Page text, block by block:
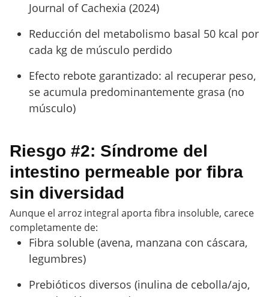
Journal of Cachexia (2024)
Reducción del metabolismo basal 50 kcal por
cada kg de músculo perdido
Efecto rebote garantizado: al recuperar peso,
se acumula predominantemente grasa (no
músculo)
Riesgo #2: Síndrome del
intestino permeable por fibra
sin diversidad
Aunque el arroz integral aporta fibra insoluble, carece
completamente de:
Fibra soluble (avena, manzana con cáscara,
legumbres)
Prebióticos diversos (inulina de cebolla/ajo,